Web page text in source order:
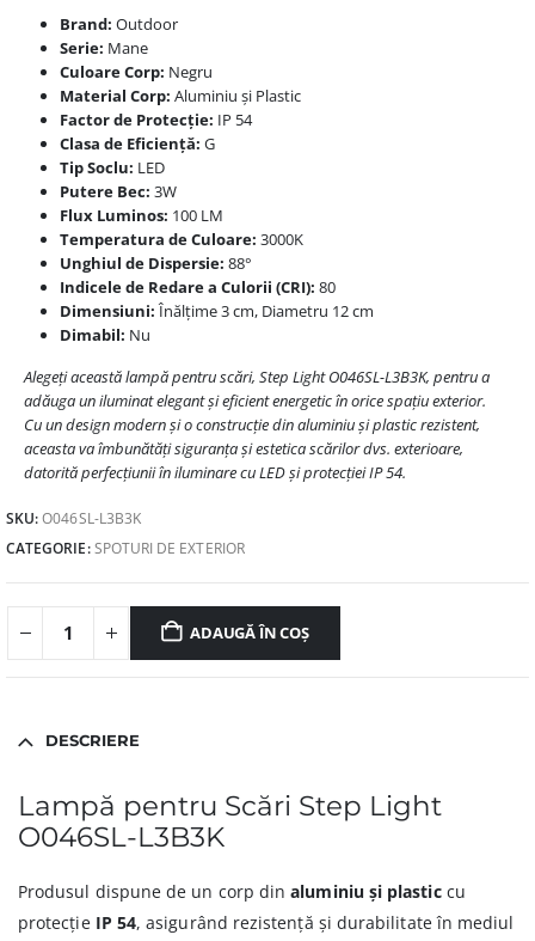
Brand: Outdoor
Serie: Mane
Culoare Corp: Negru
Material Corp: Aluminiu și Plastic
Factor de Protecție: IP 54
Clasa de Eficiență: G
Tip Soclu: LED
Putere Bec: 3W
Flux Luminos: 100 LM
Temperatura de Culoare: 3000K
Unghiul de Dispersie: 88°
Indicele de Redare a Culorii (CRI): 80
Dimensiuni: Înălțime 3 cm, Diametru 12 cm
Dimabil: Nu
Alegeți această lampă pentru scări, Step Light O046SL-L3B3K, pentru a
adăuga un iluminat elegant și eficient energetic în orice spațiu exterior.
Cu un design modern și o construcție din aluminiu și plastic rezistent,
aceasta va îmbunătăți siguranța și estetica scărilor dvs. exterioare,
datorită perfecțiunii în iluminare cu LED și protecției IP 54.
SKU:O046SL-L3B3K
CATEGORIE:SPOTURI DE EXTERIOR
ADAUGĂ ÎN COȘ
DESCRIERE
Lampă pentru Scări Step Light
O046SL-L3B3K
Produsul dispune de un corp dinaluminiu și plasticcu
protecție IP 54, asigurând rezistență și durabilitate în mediul